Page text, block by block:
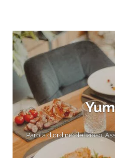
Parola d'ordine: delizioso.